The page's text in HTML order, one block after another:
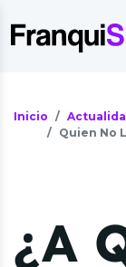
Inicio
Quien No
¿A